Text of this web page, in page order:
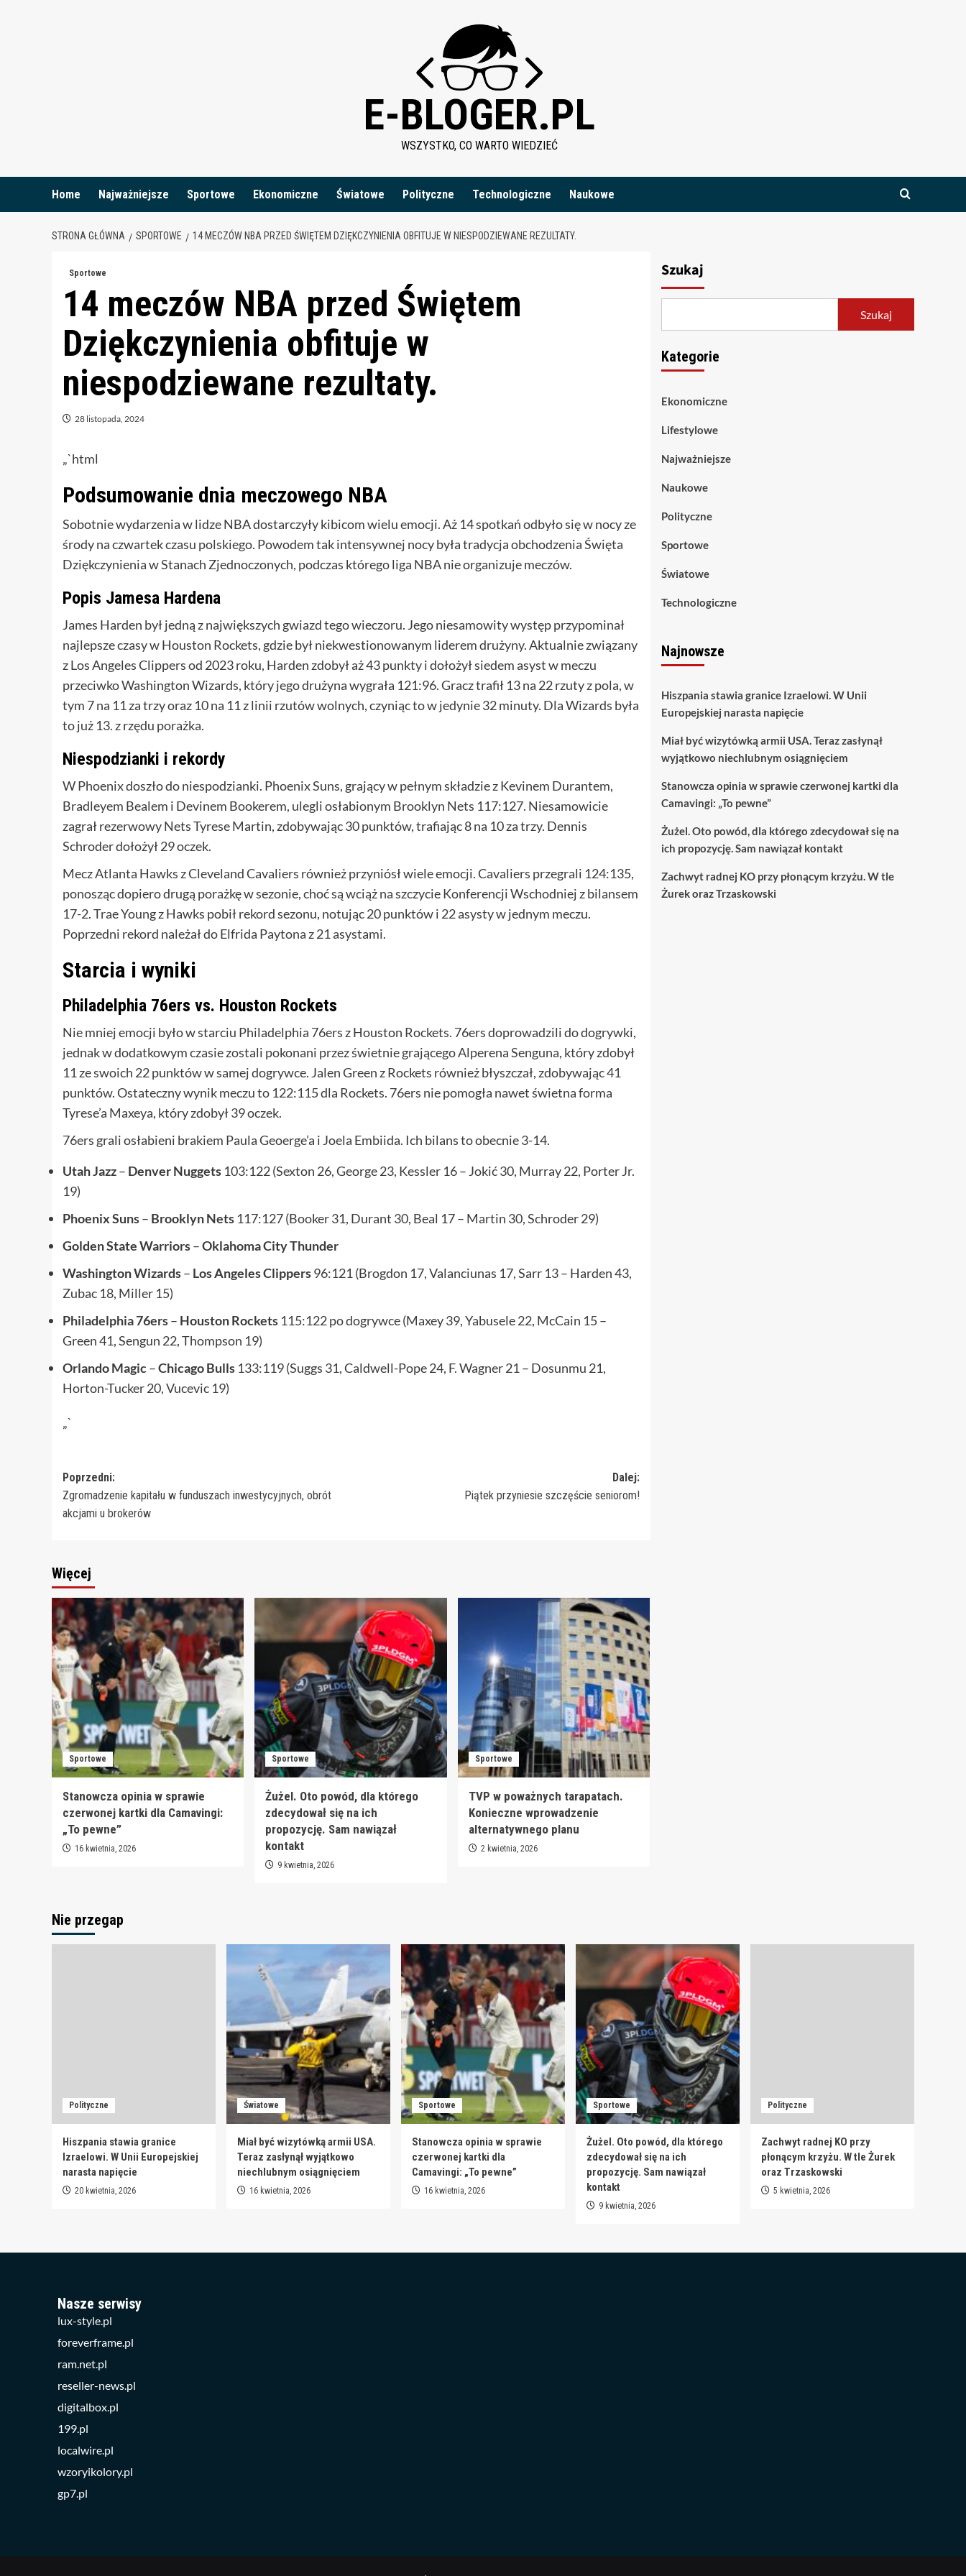
E-BLOGER.PL
WSZYSTKO, CO WARTO WIEDZIEĆ
Home Najważniejsze Sportowe Ekonomiczne Światowe Polityczne Technologiczne Naukowe
STRONA GŁÓWNA SPORTOWE 14 MECZÓW NBA PRZED ŚWIĘTEM DZIĘKCZYNIENIA OBFITUJE W NIESPODZIEWANE REZULTATY.
Sportowe
14 meczów NBA przed Świętem
Dziękczynienia obfituje w
niespodziewane rezultaty.
28 listopada, 2024
„`html
Podsumowanie dnia meczowego NBA
Sobotnie wydarzenia w lidze NBA dostarczyły kibicom wielu emocji. Aż 14 spotkań odbyło się w nocy ze
środy na czwartek czasu polskiego. Powodem tak intensywnej nocy była tradycja obchodzenia Święta
Dziękczynienia w Stanach Zjednoczonych, podczas którego liga NBA nie organizuje meczów.
Popis Jamesa Hardena
James Harden był jedną z największych gwiazd tego wieczoru. Jego niesamowity występ przypominał
najlepsze czasy w Houston Rockets, gdzie był niekwestionowanym liderem drużyny. Aktualnie związany
z Los Angeles Clippers od 2023 roku, Harden zdobył aż 43 punkty i dołożył siedem asyst w meczu
przeciwko Washington Wizards, który jego drużyna wygrała 121:96. Gracz trafił 13 na 22 rzuty z pola, w
tym 7 na 11 za trzy oraz 10 na 11 z linii rzutów wolnych, czyniąc to w jedynie 32 minuty. Dla Wizards była
to już 13. z rzędu porażka.
Niespodzianki i rekordy
W Phoenix doszło do niespodzianki. Phoenix Suns, grający w pełnym składzie z Kevinem Durantem,
Bradleyem Bealem i Devinem Bookerem, ulegli osłabionym Brooklyn Nets 117:127. Niesamowicie
zagrał rezerwowy Nets Tyrese Martin, zdobywając 30 punktów, trafiając 8 na 10 za trzy. Dennis
Schroder dołożył 29 oczek.
Mecz Atlanta Hawks z Cleveland Cavaliers również przyniósł wiele emocji. Cavaliers przegrali 124:135,
ponosząc dopiero drugą porażkę w sezonie, choć są wciąż na szczycie Konferencji Wschodniej z bilansem
17-2. Trae Young z Hawks pobił rekord sezonu, notując 20 punktów i 22 asysty w jednym meczu.
Poprzedni rekord należał do Elfrida Paytona z 21 asystami.
Starcia i wyniki
Philadelphia 76ers vs. Houston Rockets
Nie mniej emocji było w starciu Philadelphia 76ers z Houston Rockets. 76ers doprowadzili do dogrywki,
jednak w dodatkowym czasie zostali pokonani przez świetnie grającego Alperena Senguna, który zdobył
11 ze swoich 22 punktów w samej dogrywce. Jalen Green z Rockets również błyszczał, zdobywając 41
punktów. Ostateczny wynik meczu to 122:115 dla Rockets. 76ers nie pomogła nawet świetna forma
Tyrese’a Maxeya, który zdobył 39 oczek.
76ers grali osłabieni brakiem Paula Geoerge’a i Joela Embiida. Ich bilans to obecnie 3-14.
Utah Jazz– Denver Nuggets 103:122 (Sexton 26, George 23, Kessler 16 – Jokić 30, Murray 22, Porter Jr.
19)
Phoenix Suns– Brooklyn Nets 117:127 (Booker 31, Durant 30, Beal 17 – Martin 30, Schroder 29)
Golden State Warriors–Oklahoma City Thunder
Washington Wizards– Los Angeles Clippers96:121 (Brogdon 17, Valanciunas 17, Sarr 13 – Harden 43,
Zubac 18, Miller 15)
Philadelphia 76ers– Houston Rockets 115:122 po dogrywce (Maxey 39, Yabusele 22, McCain 15 –
Green 41, Sengun 22, Thompson 19)
Orlando Magic–Chicago Bulls 133:119 (Suggs 31, Caldwell-Pope 24, F. Wagner 21 – Dosunmu 21,
Horton-Tucker 20, Vucevic 19)
„`
Zobacz
wpisy
Poprzedni:
Zgromadzenie kapitału w funduszach inwestycyjnych, obrót
akcjami u brokerów
Dalej:
Piątek przyniesie szczęście seniorom!
Więcej
Sportowe
Stanowcza opinia w sprawie
czerwonej kartki dla Camavingi:
„To pewne”
16 kwietnia, 2026
Sportowe
Żużel. Oto powód, dla którego
zdecydował się na ich
propozycję. Sam nawiązał
kontakt
9 kwietnia, 2026
Sportowe
TVP w poważnych tarapatach.
Konieczne wprowadzenie
alternatywnego planu
2 kwietnia, 2026
Szukaj
Szukaj
Kategorie
Ekonomiczne
Lifestylowe
Najważniejsze
Naukowe
Polityczne
Sportowe
Światowe
Technologiczne
Najnowsze
Hiszpania stawia granice Izraelowi. W Unii
Europejskiej narasta napięcie
Miał być wizytówką armii USA. Teraz zasłynął
wyjątkowo niechlubnym osiągnięciem
Stanowcza opinia w sprawie czerwonej kartki dla
Camavingi: „To pewne”
Żużel. Oto powód, dla którego zdecydował się na
ich propozycję. Sam nawiązał kontakt
Zachwyt radnej KO przy płonącym krzyżu. W tle
Żurek oraz Trzaskowski
Nie przegap
Polityczne
Hiszpania stawia granice
Izraelowi. W Unii Europejskiej
narasta napięcie
20 kwietnia, 2026
Światowe
Miał być wizytówką armii USA.
Teraz zasłynął wyjątkowo
niechlubnym osiągnięciem
16 kwietnia, 2026
Sportowe
Stanowcza opinia w sprawie
czerwonej kartki dla
Camavingi: „To pewne”
16 kwietnia, 2026
Sportowe
Żużel. Oto powód, dla którego
zdecydował się na ich
propozycję. Sam nawiązał
kontakt
9 kwietnia, 2026
Polityczne
Zachwyt radnej KO przy
płonącym krzyżu. W tle Żurek
oraz Trzaskowski
5 kwietnia, 2026
Nasze serwisy
lux-style.pl
foreverframe.pl
ram.net.pl
reseller-news.pl
digitalbox.pl
199.pl
localwire.pl
wzoryikolory.pl
gp7.pl